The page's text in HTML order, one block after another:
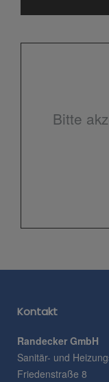
Bitte
Kontakt
Randecker GmbH
Sanitär- und
Friedenstraße 8